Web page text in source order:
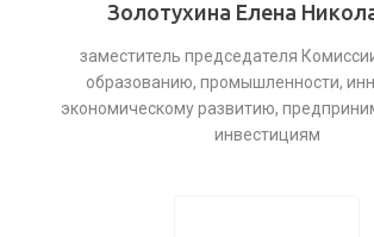
Золотухина Елена
заместитель председателя
образованию, промышленности,
экономическому развитию,
инвестициям